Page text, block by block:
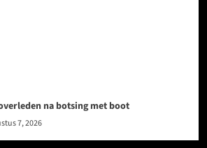
na botsing met boot
7, 2026